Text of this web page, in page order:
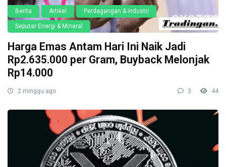
Berita Artikel Perdagangan & Industri
Seputar Energi & Mineral
Harga Emas Antam Hari Ini Naik Jadi
Rp2.635.000 per Gram, Buyback Melonjak
Rp14.000
2 minggu ago 3 44